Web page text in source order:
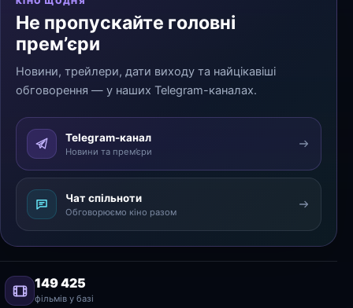
Не пропускайте головні
прем’єри
Новини, трейлери, дати виходу та найцікавіші
обговорення — у наших Telegram-каналах.
Telegram-канал
Новини та прем’єри
Чат спільноти
Обговорюємо кіно разом
149 425
фільмів у базі